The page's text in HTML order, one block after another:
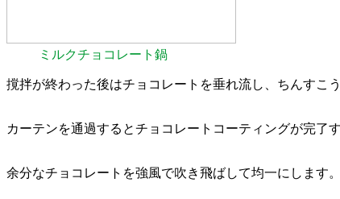
ミルクチョコレート鍋
撹拌が終わった後はチョコレートを垂れ流し、ちんすこ
カーテンを通過するとチョコレートコーティングが完了
余分なチョコレートを強風で吹き飛ばして均一にします。